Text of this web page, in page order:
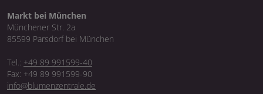
Markt bei München
Münchener Str. 2a
85599 Parsdorf bei München
Tel.: +49 89 991599-40
Fax: +49 89 991599-90
info@blumenzentrale.de